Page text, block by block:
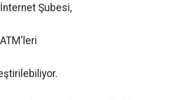
Şubesi,